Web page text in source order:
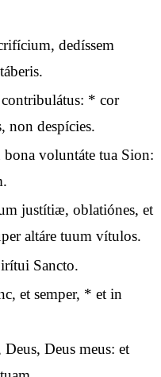
dedíssem
* cor
non despícies.
voluntáte tua Sion:
justítiæ, oblatiónes, et
altáre tuum vítulos.
Sancto.
et semper, * et in
Deus meus: et